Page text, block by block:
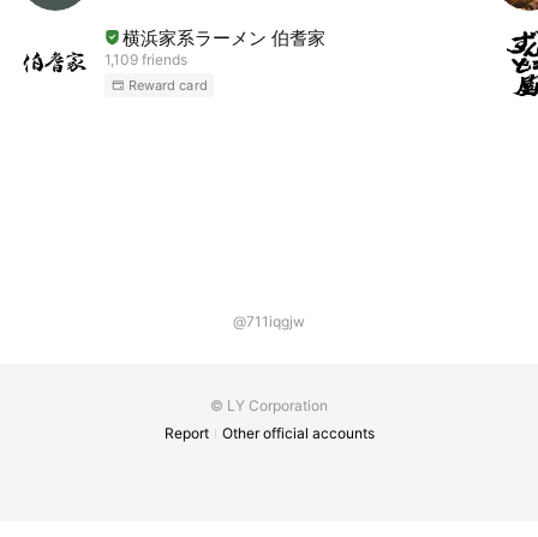
横浜家系ラーメン 伯耆家
1,109 friends
Reward card
@711iqgjw
© LY Corporation
Report
Other official accounts